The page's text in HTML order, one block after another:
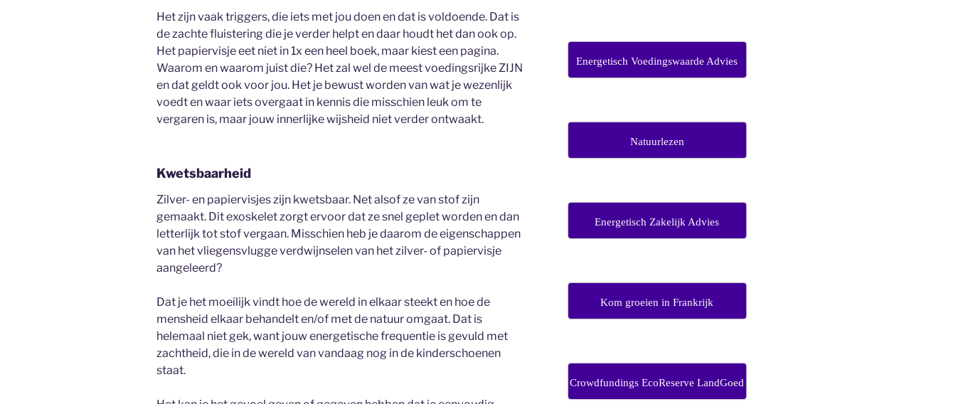
Het zijn vaak triggers, die iets met jou doen en dat is voldoende. Dat is
de zachte fluistering die je verder helpt en daar houdt het dan ook op.
Het papiervisje eet niet in 1x een heel boek, maar kiest een pagina.
Waarom en waarom juist die? Het zal wel de meest voedingsrijke ZIJN
en dat geldt ook voor jou. Het je bewust worden van wat je wezenlijk
voedt en waar iets overgaat in kennis die misschien leuk om te
vergaren is, maar jouw innerlijke wijsheid niet verder ontwaakt.
Kwetsbaarheid
Zilver- en papiervisjes zijn kwetsbaar. Net alsof ze van stof zijn
gemaakt. Dit exoskelet zorgt ervoor dat ze snel geplet worden en dan
letterlijk tot stof vergaan. Misschien heb je daarom de eigenschappen
van het vliegensvlugge verdwijnselen van het zilver- of papiervisje
aangeleerd?
Dat je het moeilijk vindt hoe de wereld in elkaar steekt en hoe de
mensheid elkaar behandelt en/of met de natuur omgaat. Dat is
helemaal niet gek, want jouw energetische frequentie is gevuld met
zachtheid, die in de wereld van vandaag nog in de kinderschoenen
staat.
Energetisch Voedingswaarde Advies
Natuurlezen
Energetisch Zakelijk Advies
Kom groeien in Frankrijk
Crowdfundings EcoReserve LandGoed